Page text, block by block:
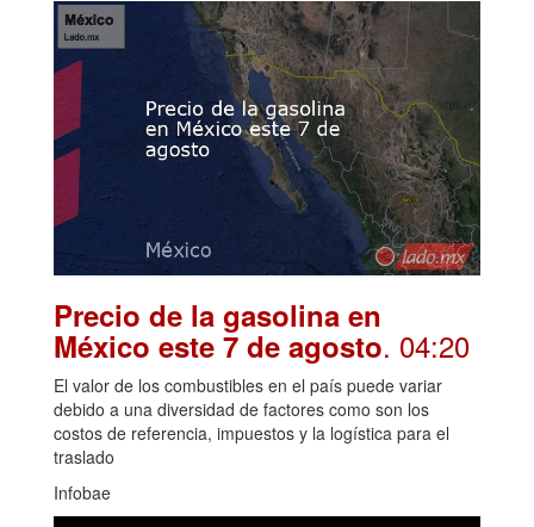
Precio de la gasolina en
México este 7 de agosto. 04:20
El valor de los combustibles en el país puede variar
debido a una diversidad de factores como son los
costos de referencia, impuestos y la logística para el
traslado
Infobae